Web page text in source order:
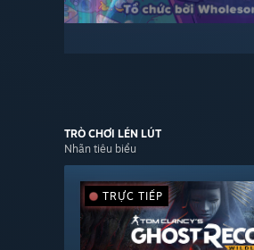
TRÒ CHƠI LÉN LÚT
Nhãn tiêu biểu
TRỰC TIẾP